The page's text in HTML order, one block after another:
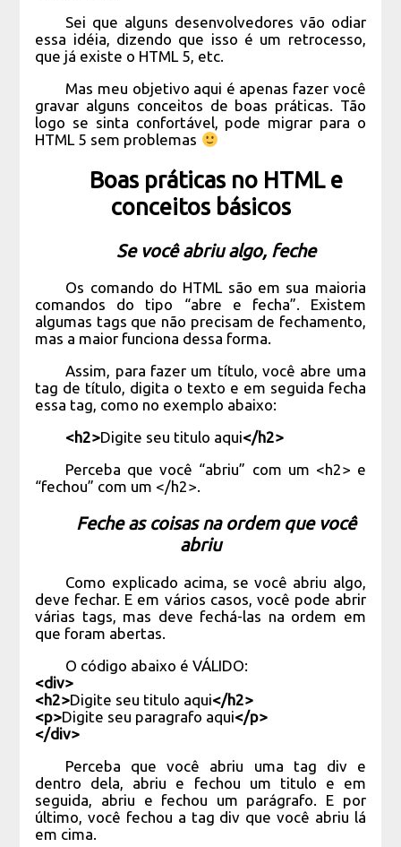
Sei que alguns desenvolvedores vão odiar
essa idéia, dizendo que isso é um retrocesso,
que já existe o HTML 5, etc.
Mas meu objetivo aqui é apenas fazer você
gravar alguns conceitos de boas práticas. Tão
logo se sinta confortável, pode migrar para o
HTML 5 sem problemas
Boas práticas no HTML e
conceitos básicos
Se você abriu algo, feche
Os comando do HTML são em sua maioria
comandos do tipo “abre e fecha”. Existem
algumas tags que não precisam de fechamento,
mas a maior funciona dessa forma.
Assim, para fazer um título, você abre uma
tag de título, digita o texto e em seguida fecha
essa tag, como no exemplo abaixo:
<h2>Digite seu titulo aqui</h2>
Perceba que você “abriu” com um <h2> e
“fechou” com um </h2>.
Feche as coisas na ordem que você
abriu
Como explicado acima, se você abriu algo,
deve fechar. E em vários casos, você pode abrir
várias tags, mas deve fechá-las na ordem em
que foram abertas.
O código abaixo é VÁLIDO:
<div>
<h2>Digite seu titulo aqui</h2>
<p>Digite seu paragrafo aqui</p>
</div>
Perceba que você abriu uma tag div e
dentro dela, abriu e fechou um titulo e em
seguida, abriu e fechou um parágrafo. E por
último, você fechou a tag div que você abriu lá
em cima.